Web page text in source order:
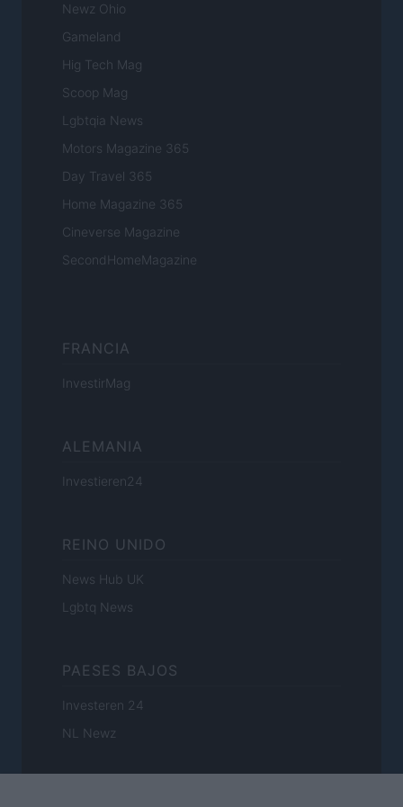
Newz Ohio
Gameland
Hig Tech Mag
Scoop Mag
Lgbtqia News
Motors Magazine 365
Day Travel 365
Home Magazine 365
Cineverse Magazine
SecondHomeMagazine
FRANCIA
InvestirMag
ALEMANIA
Investieren24
REINO UNIDO
News Hub UK
Lgbtq News
PAESES BAJOS
Investeren 24
NL Newz